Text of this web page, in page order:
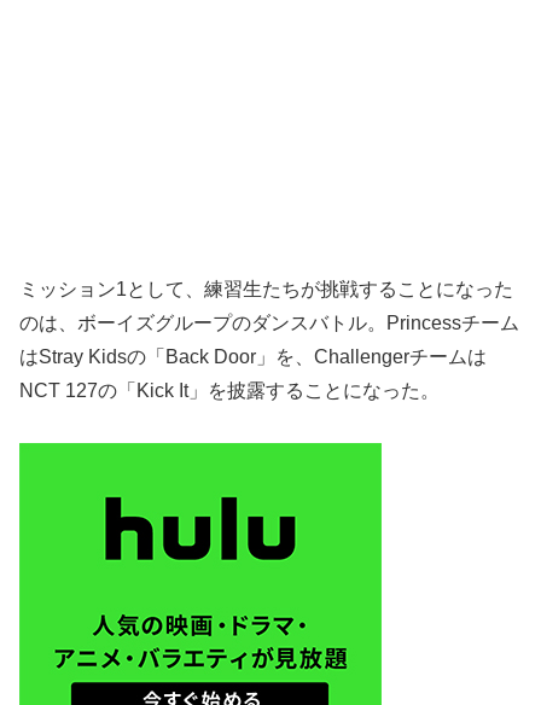
ミッション1として、練習生たちが挑戦することになった
のは、ボーイズグループのダンスバトル。Princessチーム
はStray Kidsの「Back Door」を、Challengerチームは
NCT 127の「Kick It」を披露することになった。